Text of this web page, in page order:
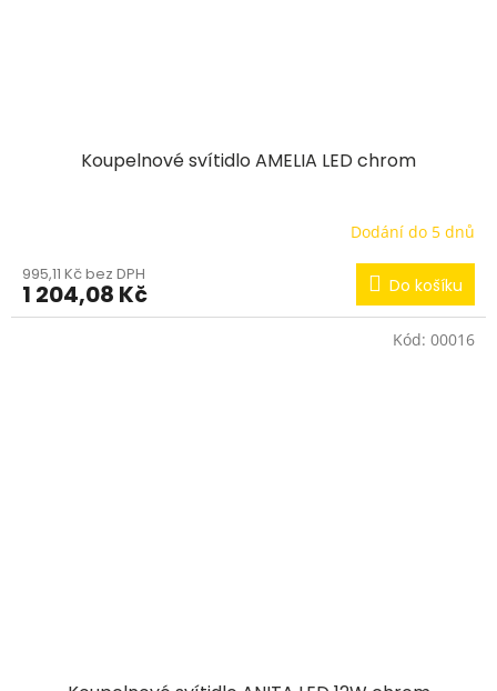
Koupelnové svítidlo AMELIA LED chrom
Dodání do 5 dnů
995,11 Kč bez DPH
1 204,08 Kč Do košíku
Kód: 00016